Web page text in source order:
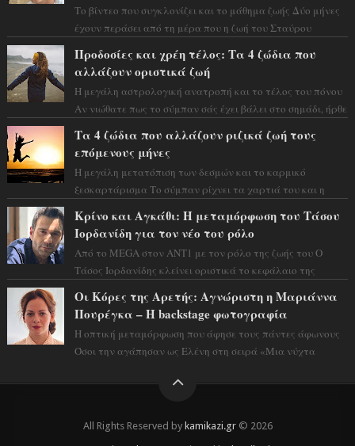
Το βίντεο που συγκλονίζει και το μάθημα ζωής Δύο μήνες
έχουν περάσει από τη μέρα που η ζωή του Σταύρου
Προδοσίες και χρέη τέλος: Τα 4 ζώδια που
αλλάζουν οριστικά ζωή
Η μεγάλη αστρολογική ανατροπή και το τέλος του πόνου
Αν νιώθατε πως το σύμπαν σάς έχει βάλει στο σημάδι, ήρθε
Τα 4 ζώδια που αλλάζουν ριζικά ζωή τους
επόμενους μήνες
Η μεγάλη μετατόπιση των δεσμών και το καρμικό
ξεσκαρτάρισμα Το σύμπαν ρίχνει τα χαρτιά του και η
Κρίνο και Αγκάθι: Η μεταμόρφωση του Τάσου
Ιορδανίδη για τον νέο του ρόλο
Από το MEGA στον ΑΝΤ1 με τον ρόλο της ζωής του Ο
Τάσος Ιορδανίδης κλείνει οριστικά το κεφάλαιο της
Οι Κόρες της Αρετής: Αγνώριστη η Μαριάννα
Πουρέγκα – H backstage φωτογραφία
Η οπτική μεταμόρφωση που άφησε τους πάντες άφωνους
Όσοι την αγάπησαν ως Ελένη στη σειρά «Μια νύχτα
All Rights Reserved by kamikazi.gr© 2026